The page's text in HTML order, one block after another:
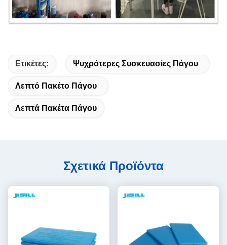
Ετικέτες: Ψυχρότερες Συσκευασίες Πάγου
Λεπτό Πακέτο Πάγου
Λεπτά Πακέτα Πάγου
Σχετικά Προϊόντα